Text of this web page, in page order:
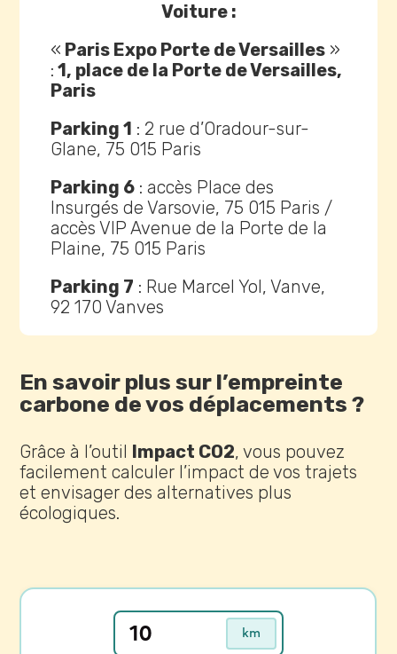
Voiture :
« Paris Expo Porte de Versailles »
: 1, place de la Porte de Versailles,
Paris
Parking 1 : 2 rue d’Oradour-sur-
Glane, 75 015 Paris
Parking 6 : accès Place des
Insurgés de Varsovie, 75 015 Paris /
accès VIP Avenue de la Porte de la
Plaine, 75 015 Paris
Parking 7 : Rue Marcel Yol, Vanve,
92 170 Vanves
En savoir plus sur l’empreinte
carbone de vos déplacements ?
Grâce à l’outil Impact CO2, vous pouvez
facilement calculer l’impact de vos trajets
et envisager des alternatives plus
écologiques.